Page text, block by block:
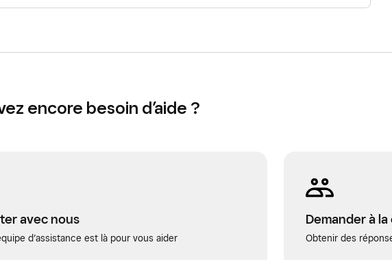
encore besoin d’aide ?
avec nous
d’assistance est là pour vous aider
Demander à
Obtenir des